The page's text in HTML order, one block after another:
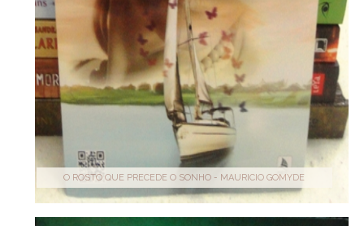
O ROSTO QUE PRECEDE O SONHO - MAURICIO GOMYDE